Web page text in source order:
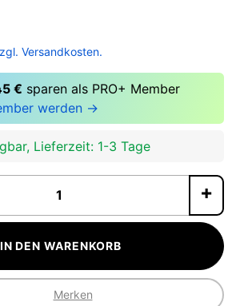
Versandkosten.
€ sparen als PRO+ Member
werden →
Lieferzeit: 1-3 Tage
IN DEN WARENKORB
Merken